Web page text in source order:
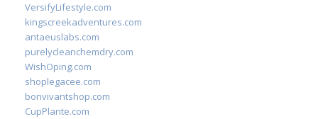
VersifyLifestyle.com
kingscreekadventures.com
antaeuslabs.com
purelycleanchemdry.com
WishOping.com
shoplegacee.com
bonvivantshop.com
CupPlante.com